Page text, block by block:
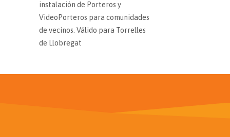
instalación de Porteros y
VideoPorteros para comunidades
de vecinos. Válido para Torrelles
de Llobregat